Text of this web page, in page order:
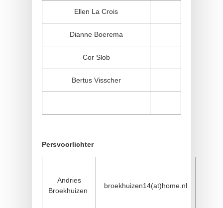
Ellen La Crois
Dianne Boerema
Cor Slob
Bertus Visscher
Persvoorlichter
Andries
Broekhuizen
broekhuizen14(at)home.nl